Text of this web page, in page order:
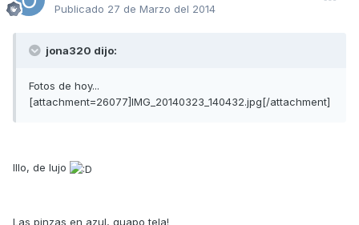
Publicado 27 de Marzo del 2014
jona320 dijo:
Fotos de hoy...
[attachment=26077]IMG_20140323_140432.jpg[/attachment]
Illo, de lujo
Las pinzas en azul, guapo tela!